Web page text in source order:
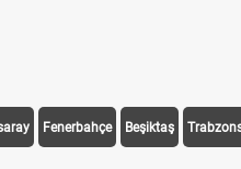
Fenerbahçe Beşiktaş